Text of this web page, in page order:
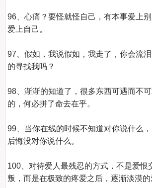
96、心痛？要怪就怪自己，有本事爱上
爱上自己。
97、假如，我说假如，我走了，你会流
的寻找我吗？
98、渐渐的知道了，很多东西可遇而不
的，何必拼了命去在乎。
99、当你在线的时候不知道对你说什么
后悔没对你说什么。
100、对待爱人最残忍的方式，不是爱恨
叛，而是在极致的疼爱之后，逐渐淡漠的